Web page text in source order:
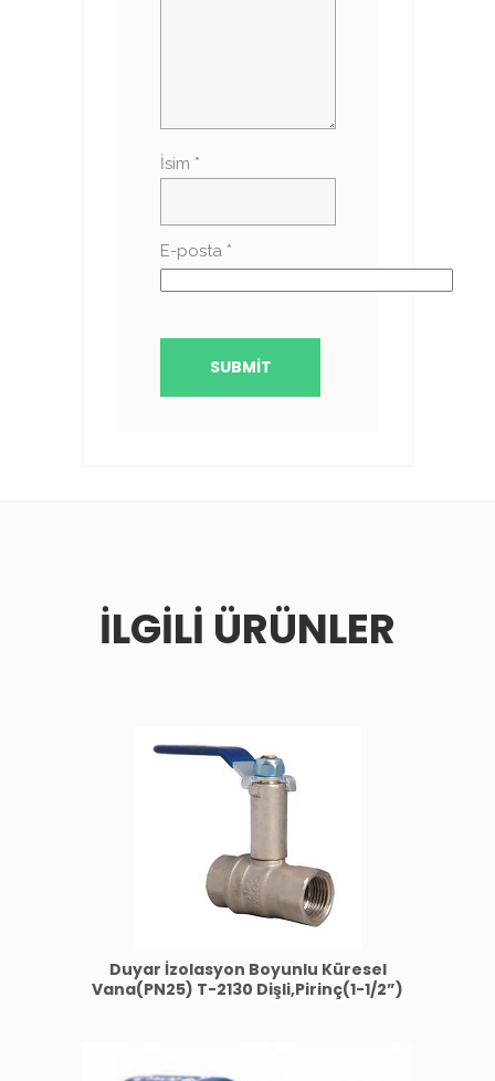
İsim *
E-posta *
İLGILI ÜRÜNLER
Duyar İzolasyon Boyunlu Küresel
Vana(PN25) T-2130 Dişli,Pirinç(1-1/2”)